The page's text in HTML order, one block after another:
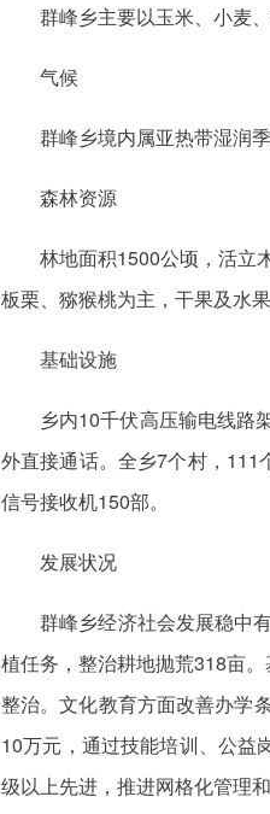
群峰乡主要以玉米、小麦
气候
群峰乡境内属亚热带湿润
森林资源
林地面积1500公顷，活立
板栗、猕猴桃为主，干果及水
基础设施
乡内10千伏高压输电线路
外直接通话。全乡7个村，111
信号接收机150部。
发展状况
群峰乡经济社会发展稳中
植任务，整治耕地抛荒318亩
整治。文化教育方面改善办学
10万元，通过技能培训、公益
级以上先进，推进网格化管理